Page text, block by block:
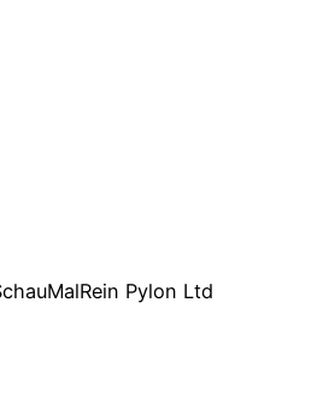
Pylon Ltd